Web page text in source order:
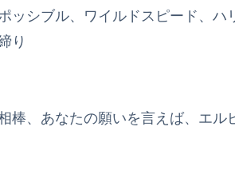
ッシブル、ワイルドスピード、
り
棒、あなたの願いを言えば、エル